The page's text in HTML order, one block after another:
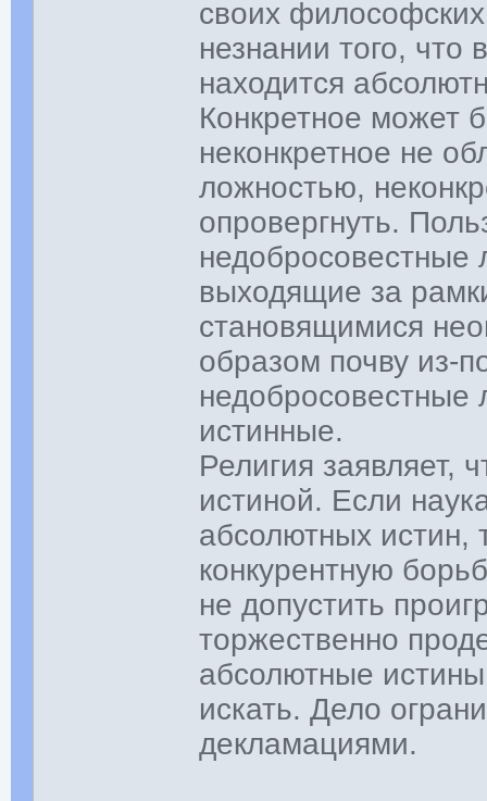
своих
незнании того, что
находится
Конкретное может
неконкретное не
ложностью,
опровергнуть.
недобросовестные
выходящие за
становящимися
образом почву из-
недобросовестные
истинные.
Религия заявляет,
истиной. Если
абсолютных истин,
конкурентную
не допустить
торжественно
абсолютные
искать. Дело
декламациями.